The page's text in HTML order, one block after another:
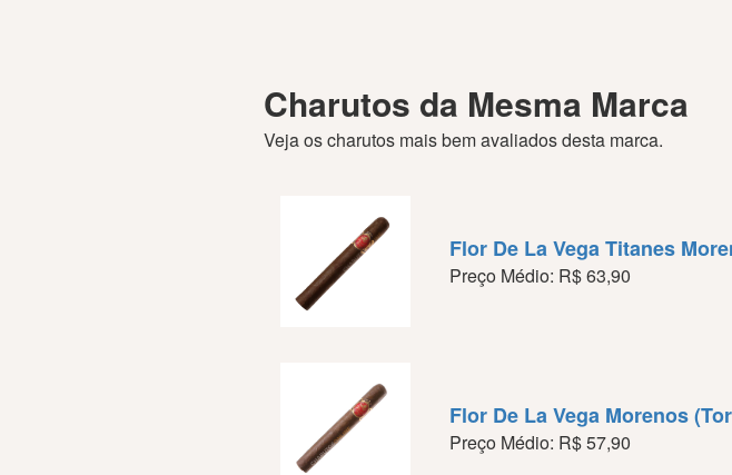
Charutos da Mesma Marca
Veja os charutos mais bem avaliados desta marca.
Flor De La Vega Titanes
Preço Médio: R$ 63,90
Flor De La Vega Morenos
Preço Médio: R$ 57,90